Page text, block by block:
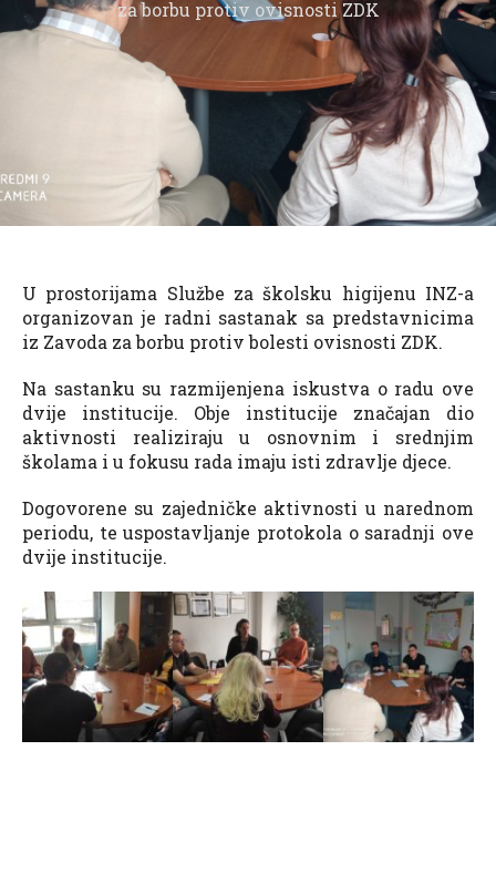
za borbu protiv ovisnosti ZDK
U prostorijama Službe za školsku higijenu INZ-a
organizovan je radni sastanak sa predstavnicima
iz Zavoda za borbu protiv bolesti ovisnosti ZDK.
Na sastanku su razmijenjena iskustva o radu ove
dvije institucije. Obje institucije značajan dio
aktivnosti realiziraju u osnovnim i srednjim
školama i u fokusu rada imaju isti zdravlje djece.
Dogovorene su zajedničke aktivnosti u narednom
periodu, te uspostavljanje protokola o saradnji ove
dvije institucije.